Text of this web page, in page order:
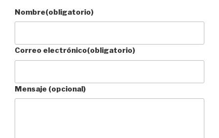
Nombre(obligatorio)
Correo electrónico(obligatorio)
Mensaje (opcional)